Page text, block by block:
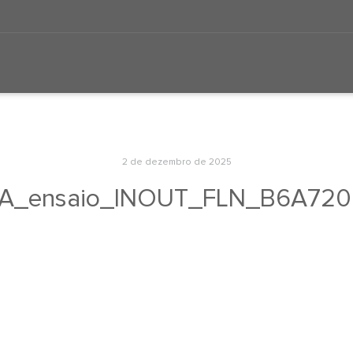
2 de dezembro de 2025